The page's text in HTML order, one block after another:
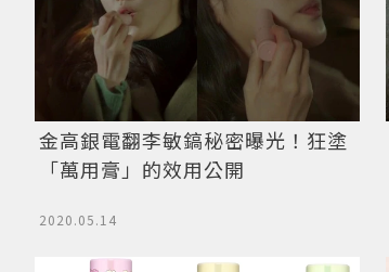
金高銀電翻李敏鎬秘密曝光！狂塗
「萬用膏」的效用公開
2020.05.14